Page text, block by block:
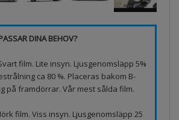
DINA BEHOV?
film. Lite insyn. Ljusgenomsläpp 5%
ca 80 %. Placeras bakom B-
på framdörrar. Vår mest sålda film.
film. Viss insyn. Ljusgenomsläpp 25